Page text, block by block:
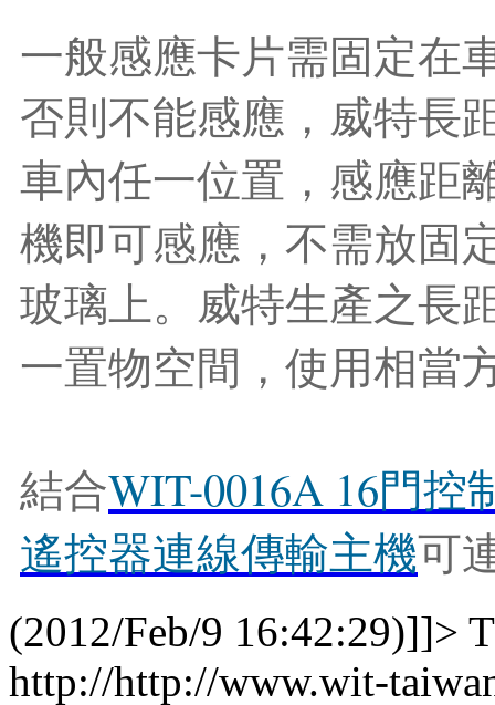
一般感應卡片需固定在
否則不能感應，威特長
車內任一位置，感應距
機即可感應，不需放固
玻璃上。威特生產之長
一置物空間，使用相當
結合WIT-0016A 16門控
遙控器連線傳輸主機可
(2012/Feb/9 16:42:29)]]>
http://http://www.wit-